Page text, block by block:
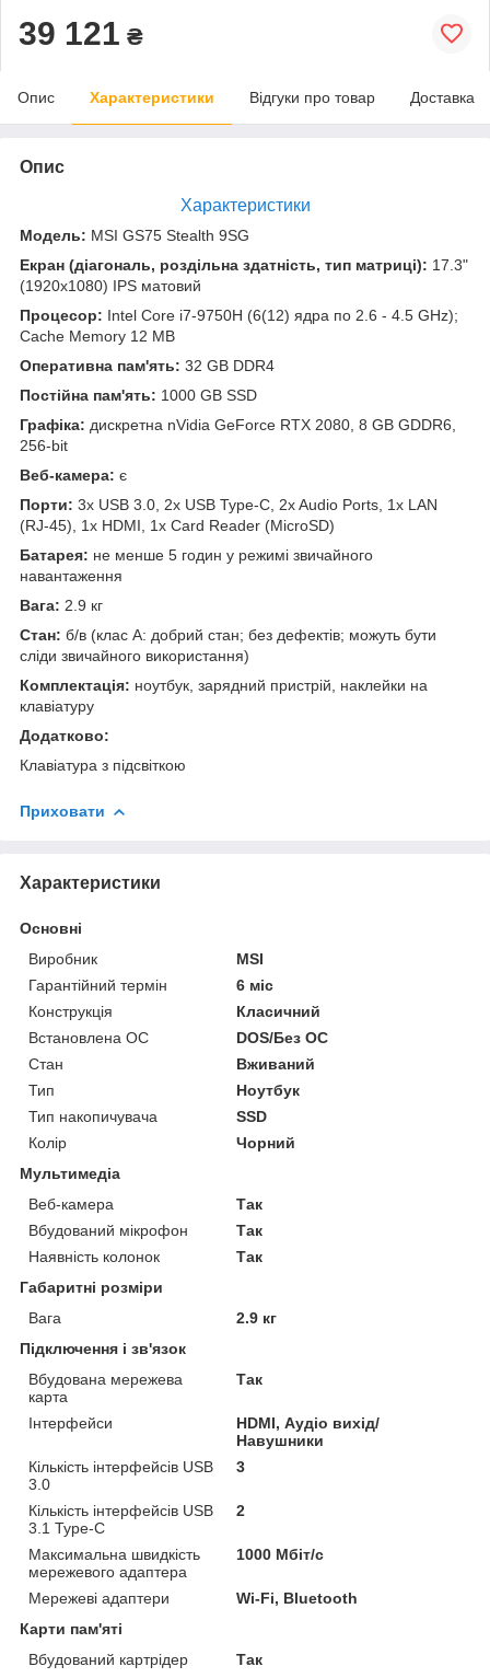
39 121 ₴
Опис Характеристики Відгуки про товар Доставка
Опис
Характеристики
Модель: MSI GS75 Stealth 9SG
Екран (діагональ, роздільна здатність, тип матриці): 17.3"
(1920x1080) IPS матовий
Процесор: Intel Core i7-9750H (6(12) ядра по 2.6 - 4.5 GHz);
Cache Memory 12 MB
Оперативна пам'ять: 32 GB DDR4
Постійна пам'ять: 1000 GB SSD
Графіка: дискретна nVidia GeForce RTX 2080, 8 GB GDDR6,
256-bit
Веб-камера: є
Порти: 3x USB 3.0, 2x USB Type-C, 2x Audio Ports, 1x LAN
(RJ-45), 1x HDMI, 1x Card Reader (MicroSD)
Батарея: не менше 5 годин у режимі звичайного
навантаження
Вага: 2.9 кг
Стан: б/в (клас А: добрий стан; без дефектів; можуть бути
сліди звичайного використання)
Комплектація: ноутбук, зарядний пристрій, наклейки на
клавіатуру
Додатково:
Клавіатура з підсвіткою
Приховати
Характеристики
Основні
Виробник
MSI
Гарантійний термін
6 міс
Конструкція
Класичний
Встановлена ОС
DOS/Без ОС
Стан
Вживаний
Тип
Ноутбук
Тип накопичувача
SSD
Колір
Чорний
Мультимедіа
Веб-камера
Так
Вбудований мікрофон
Так
Наявність колонок
Так
Габаритні розміри
Вага
2.9 кг
Підключення і зв'язок
Вбудована мережева
карта
Так
Інтерфейси
HDMI, Аудіо вихід/
Навушники
Кількість інтерфейсів USB
3.0
3
Кількість інтерфейсів USB
3.1 Type-C
2
Максимальна швидкість
мережевого адаптера
1000 Мбіт/с
Мережеві адаптери
Wi-Fi, Bluetooth
Карти пам'яті
Вбудований картрідер
Так